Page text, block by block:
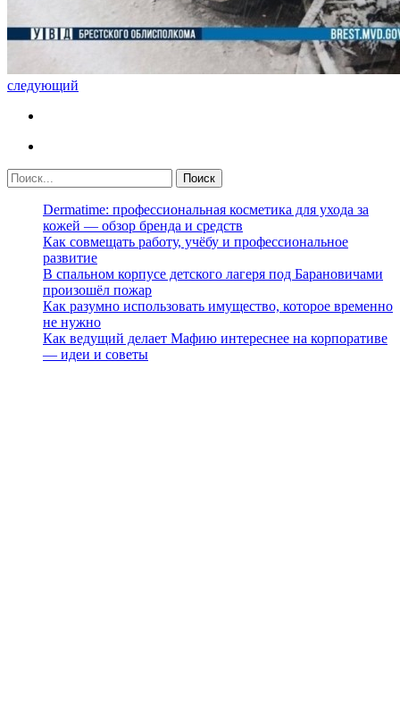
следующий
Dermatime: профессиональная косметика для ухода за
кожей — обзор бренда и средств
Как совмещать работу, учёбу и профессиональное
развитие
В спальном корпусе детского лагеря под Барановичами
произошёл пожар
Как разумно использовать имущество, которое временно
не нужно
Как ведущий делает Мафию интереснее на корпоративе
— идеи и советы